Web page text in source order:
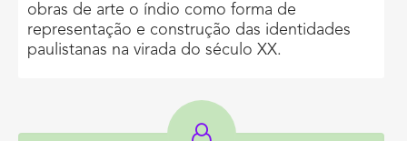
obras de arte o índio como forma de
representação e construção das identidades
paulistanas na virada do século XX.